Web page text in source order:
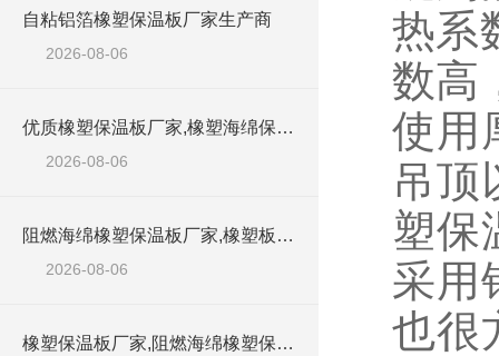
自粘铝箔橡塑保温板厂家生产商
2026-08-06
优质橡塑保温板厂家,橡塑海绵保温材料供货商
2026-08-06
阻燃海绵橡塑保温板厂家,橡塑板厂家销售点
2026-08-06
橡塑保温板厂家,阻燃海绵橡塑保温板厂家出售
热系
数高
使用
吊顶
塑保
采用
也很